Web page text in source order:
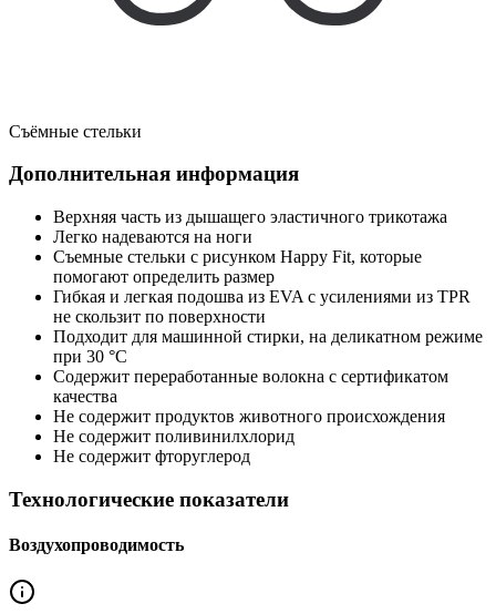
Съёмные стельки
Дополнительная информация
Верхняя часть из дышащего эластичного трикотажа
Легко надеваются на ноги
Съемные стельки с рисунком Happy Fit, которые
помогают определить размер
Гибкая и легкая подошва из EVA с усилениями из TPR
не скользит по поверхности
Подходит для машинной стирки, на деликатном режиме
при 30 °C
Содержит переработанные волокна с сертификатом
качества
Не содержит продуктов животного происхождения
Не содержит поливинилхлорид
Не содержит фторуглерод
Технологические показатели
Воздухопроводимость